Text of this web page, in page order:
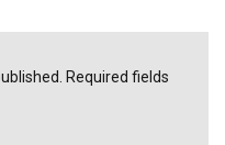
Required fields